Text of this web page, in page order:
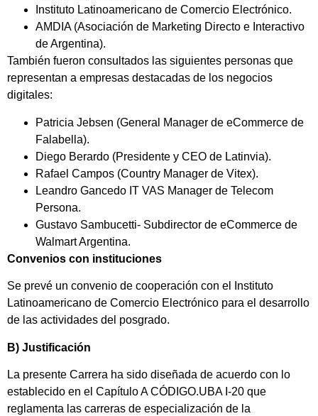
Instituto Latinoamericano de Comercio Electrónico.
AMDIA (Asociación de Marketing Directo e Interactivo
de Argentina).
También fueron consultados las siguientes personas que
representan a empresas destacadas de los negocios
digitales:
Patricia Jebsen (General Manager de eCommerce de
Falabella).
Diego Berardo (Presidente y CEO de Latinvia).
Rafael Campos (Country Manager de Vitex).
Leandro Gancedo IT VAS Manager de Telecom
Persona.
Gustavo Sambucetti- Subdirector de eCommerce de
Walmart Argentina.
Convenios con instituciones
Se prevé un convenio de cooperación con el Instituto
Latinoamericano de Comercio Electrónico para el desarrollo
de las actividades del posgrado.
B) Justificación
La presente Carrera ha sido diseñada de acuerdo con lo
establecido en el Capítulo A CÓDIGO.UBA I-20 que
reglamenta las carreras de especialización de la